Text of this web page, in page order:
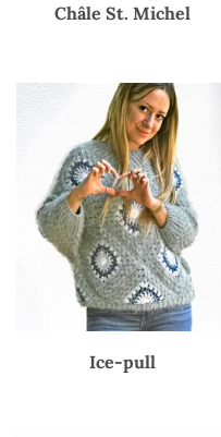
Châle St. Michel
Ice-pull